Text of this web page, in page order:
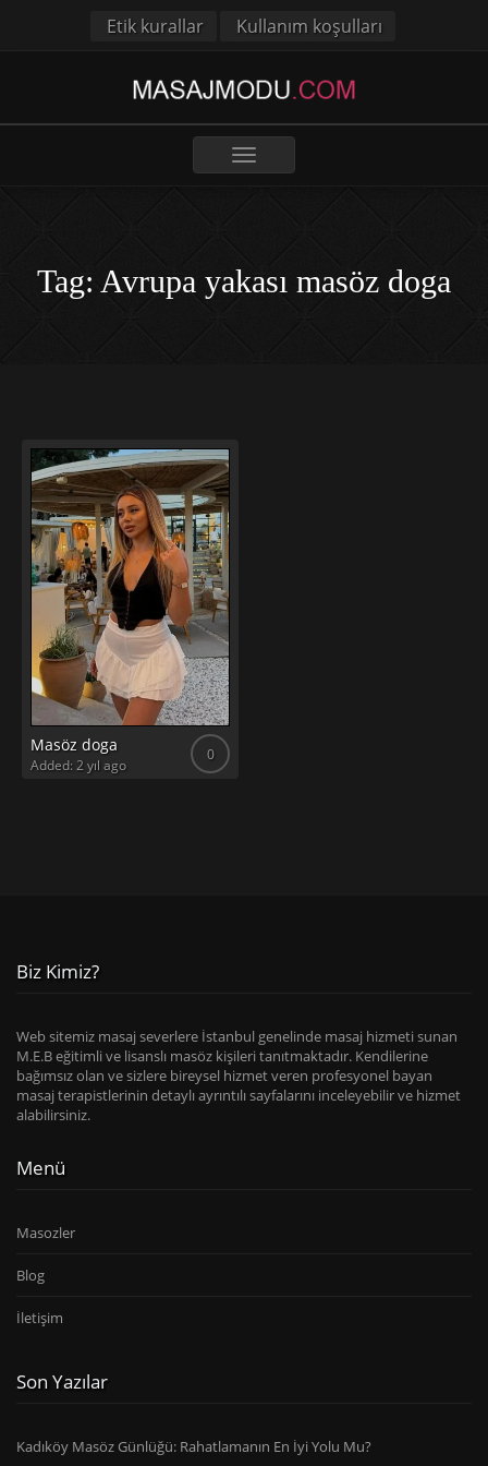
Etik kurallar Kullanım koşulları
Toggle
navigation
Tag: Avrupa yakası masöz doga
Masöz doga 0
Added: 2 yıl ago
Biz Kimiz?
Web sitemiz masaj severlere İstanbul genelinde masaj hizmeti sunan
M.E.B eğitimli ve lisanslı masöz kişileri tanıtmaktadır. Kendilerine
bağımsız olan ve sizlere bireysel hizmet veren profesyonel bayan
masaj terapistlerinin detaylı ayrıntılı sayfalarını inceleyebilir ve hizmet
alabilirsiniz.
Menü
Masozler
Blog
İletişim
Son Yazılar
Kadıköy Masöz Günlüğü: Rahatlamanın En İyi Yolu Mu?